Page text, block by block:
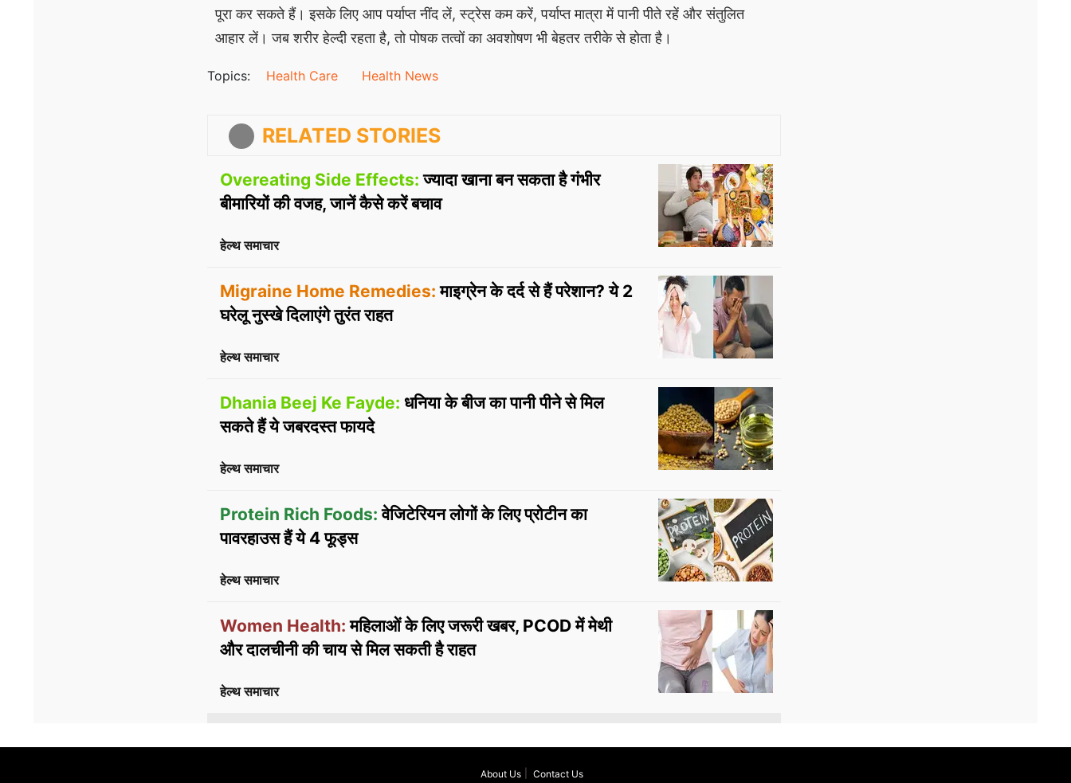
पूरा कर सकते हैं। इसके लिए आप पर्याप्त नींद लें, स्ट्रेस कम करें, पर्याप्त मात्रा में पानी पीते रहें और संतुलित
आहार लें। जब शरीर हेल्दी रहता है, तो पोषक तत्वों का अवशोषण भी बेहतर तरीके से होता है।
Topics: Health Care Health News
RELATED STORIES
Overeating Side Effects: ज्यादा खाना बन सकता है गंभीर
बीमारियों की वजह, जानें कैसे करें बचाव
हेल्थ समाचार
Migraine Home Remedies: माइग्रेन के दर्द से हैं परेशान? ये 2
घरेलू नुस्खे दिलाएंगे तुरंत राहत
हेल्थ समाचार
Dhania Beej Ke Fayde: धनिया के बीज का पानी पीने से मिल
सकते हैं ये जबरदस्त फायदे
हेल्थ समाचार
Protein Rich Foods: वेजिटेरियन लोगों के लिए प्रोटीन का
पावरहाउस हैं ये 4 फूड्स
हेल्थ समाचार
Women Health: महिलाओं के लिए जरूरी खबर, PCOD में मेथी
और दालचीनी की चाय से मिल सकती है राहत
हेल्थ समाचार
About Us Contact Us